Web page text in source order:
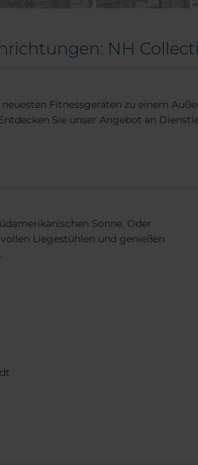
NH
Fitnessgeräten zu einem
Sie unser Angebot an
Sonne. Oder
Liegestühlen und genießen